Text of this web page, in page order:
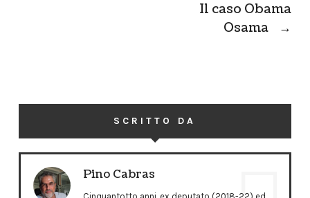
Il caso Obama
Osama
→
SCRITTO DA
Pino Cabras